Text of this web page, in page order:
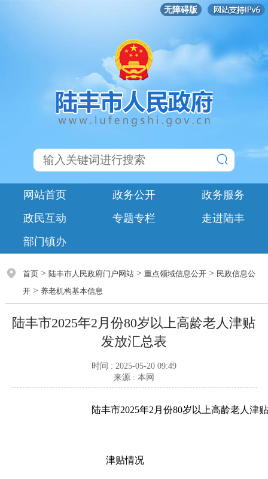
无障碍版
网站首页 政务公开
政务服务
政民互动
专题专栏
走进陆丰
部门镇办
首页> 陆丰市人民政府门户网站> 重点领域信息公开> 民政信息公
开> 养老机构基本信息
陆丰市2025年2月份80岁以上高龄老人津贴
发放汇总表
时间 : 2025-05-20 09:49
来源 : 本网
陆丰市2025年2月份80岁以上高龄老人津
津贴情况